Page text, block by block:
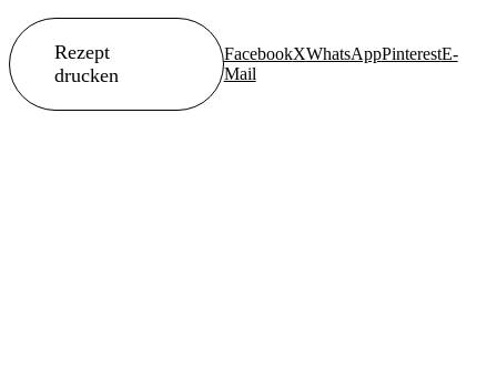
Rezept
drucken
FacebookXWhatsAppPinterestE-
Mail